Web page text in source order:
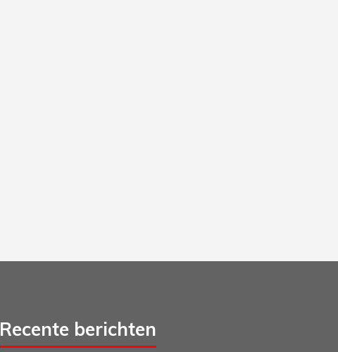
Recente berichten